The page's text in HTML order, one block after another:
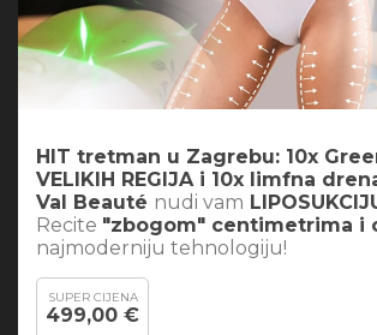
HIT tretman u Zagrebu: 10x
VELIKIH REGIJA i 10x limfna
Val Beauté nudi vam
Recite "zbogom" centimetrima i
najmoderniju tehnologiju!
SUPER CIJENA
499,00 €